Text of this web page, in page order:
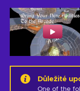
Důležité
One of the